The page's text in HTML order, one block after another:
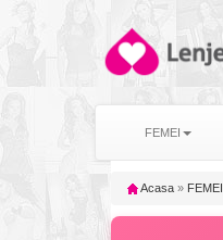
FEMEI
Acasa » FEMEI